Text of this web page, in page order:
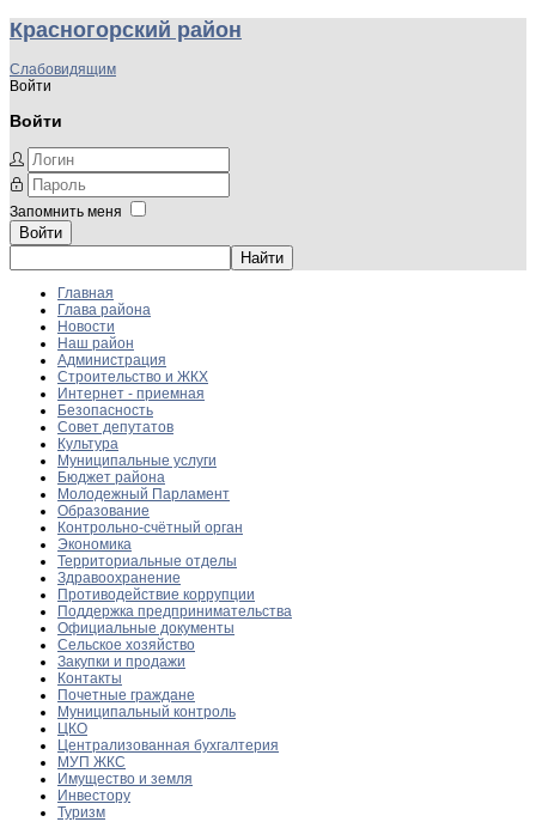
Красногорский район
Слабовидящим
Войти
Войти
Запомнить меня
Войти
Главная
Глава района
Новости
Наш район
Администрация
Строительство и ЖКХ
Интернет - приемная
Безопасность
Совет депутатов
Культура
Муниципальные услуги
Бюджет района
Молодежный Парламент
Образование
Контрольно-счётный орган
Экономика
Территориальные отделы
Здравоохранение
Противодействие коррупции
Поддержка предпринимательства
Официальные документы
Сельское хозяйство
Закупки и продажи
Контакты
Почетные граждане
Муниципальный контроль
ЦКО
Централизованная бухгалтерия
МУП ЖКС
Имущество и земля
Инвестору
Туризм